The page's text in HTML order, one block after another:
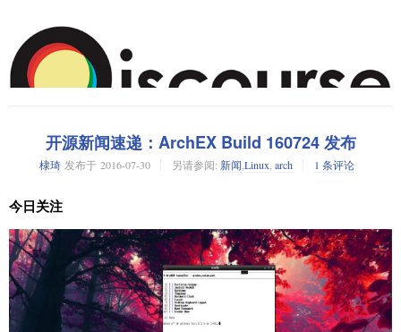
$ wget https://github.com/yccheok/jstock/releases/
$ unzip jstock-1.0.7.13-bin.zip
$ cd jstock
$ chmod +x jstock.sh
监视监控列表中股票价格的波动
的波动并给你提供相应的通知。在每一个监视列表里面你可以添加多个感
戒值，分别设定该股票的最低价格和最高价格。
Wireshark 2.0.5 发布。作为全球最流行的网络协议分析工具，安全专家们可
以使用Wireshark来分析并解决网络问题。最新版本修复了20多个问题，更
新了对内置的802.11 Radiotap, BGP, CAN, CANopen, H.248 Q.1950, IPv4,
IPv6等协议的支持。
企图。它能很好的支持各种现代设备，并可以相应的调整以手机和平板的
显示。
在 Ubuntu 16.04 上安装 Discourse
让我们开始吧 ! 最少需要 1G 的内存，并且官方支持的安装过程需要已经安
装了 docker。 说到 docker，它还需要安装Git。要满足以上的两点要求我们
只需要运行下面的命令：
开源新闻速递：ArchEX Build 160724 发布
棣琦 发布于 2016-07-30 另请参阅: 新闻,Linux, arch 1 条评论
今日关注